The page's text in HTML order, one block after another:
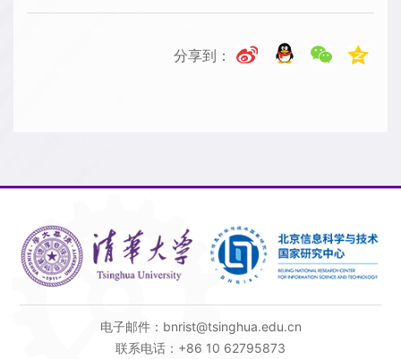
分享到：
电子邮件：bnrist@tsinghua.edu.cn
联系电话：+86 10 62795873